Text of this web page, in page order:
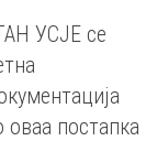
УСЈЕ се
постапка